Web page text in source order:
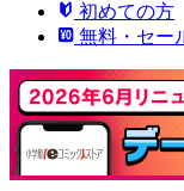
初めての方
無料・セー